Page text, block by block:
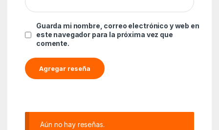
Guarda mi nombre, correo electrónico y web en
este navegador para la próxima vez que
comente.
Aún no hay reseñas.